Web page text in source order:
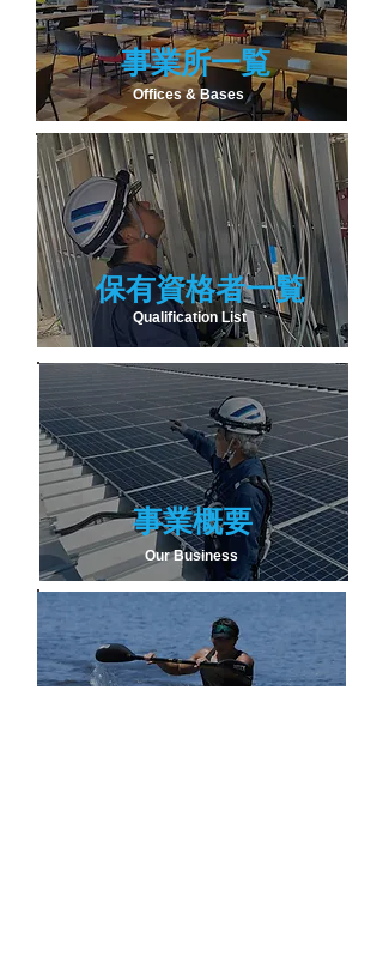
​事業所一覧
Offices & Bases
Qualification List
保有資格者一覧
Our Business
事業概要